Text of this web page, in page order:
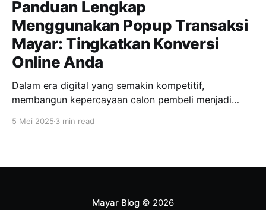
Panduan Lengkap
Menggunakan Popup Transaksi
Mayar: Tingkatkan Konversi
Online Anda
Dalam era digital yang semakin kompetitif,
membangun kepercayaan calon pembeli menjadi
5 Mei 2025 3 min read
Mayar Blog© 2026